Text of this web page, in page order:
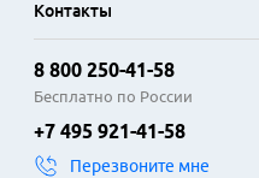
Контакты
8 800 250-41-58
Бесплатно по России
+7 495 921-41-58
Перезвоните мне